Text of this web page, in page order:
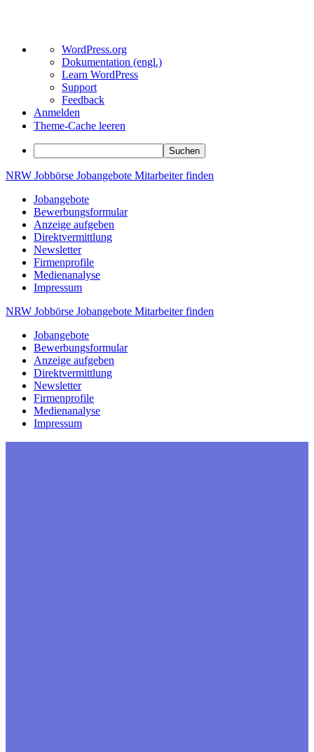
Über
WordPress
WordPress.org
Dokumentation (engl.)
Learn WordPress
Support
Feedback
Anmelden
Theme-Cache leeren
Suchen
Zum
springen
NRW Jobbörse Jobangebote Mitarbeiterfinden
Jobangebote
Bewerbungsformular
Anzeige aufgeben
Direktvermittlung
Newsletter
Firmenprofile
Medienanalyse
Impressum
NRW Jobbörse Jobangebote Mitarbeiterfinden
Jobangebote
Bewerbungsformular
Anzeige aufgeben
Direktvermittlung
Newsletter
Firmenprofile
Medienanalyse
Impressum